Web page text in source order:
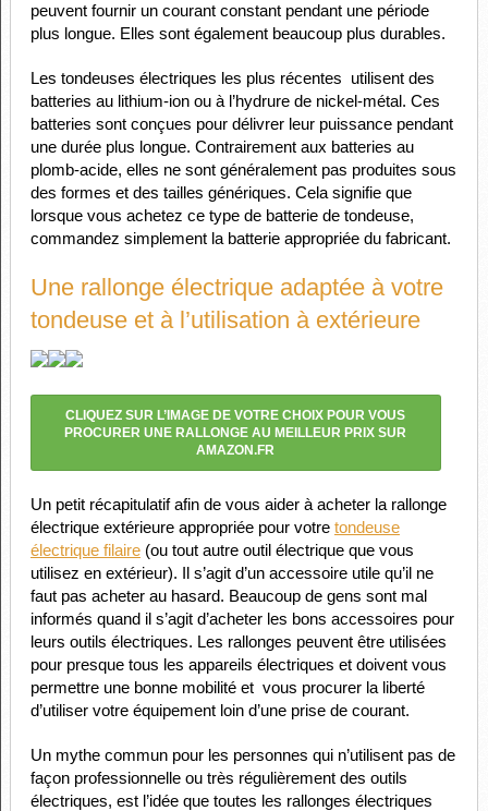
peuvent fournir un courant constant pendant une période
plus longue. Elles sont également beaucoup plus durables.
Les tondeuses électriques les plus récentes utilisent des
batteries au lithium-ion ou à l’hydrure de nickel-métal. Ces
batteries sont conçues pour délivrer leur puissance pendant
une durée plus longue. Contrairement aux batteries au
plomb-acide, elles ne sont généralement pas produites sous
des formes et des tailles génériques. Cela signifie que
lorsque vous achetez ce type de batterie de tondeuse,
commandez simplement la batterie appropriée du fabricant.
Une rallonge électrique adaptée à votre
tondeuse et à l’utilisation à extérieure
CLIQUEZ SUR L’IMAGE DE VOTRE CHOIX POUR VOUS
PROCURER UNE RALLONGE AU MEILLEUR PRIX SUR
AMAZON.FR
Un petit récapitulatif afin de vous aider à acheter la rallonge
électrique extérieure appropriée pour votre tondeuse
électrique filaire(ou tout autre outil électrique que vous
utilisez en extérieur). Il s’agit d’un accessoire utile qu’il ne
faut pas acheter au hasard. Beaucoup de gens sont mal
informés quand il s’agit d’acheter les bons accessoires pour
leurs outils électriques. Les rallonges peuvent être utilisées
pour presque tous les appareils électriques et doivent vous
permettre une bonne mobilité et vous procurer la liberté
d’utiliser votre équipement loin d’une prise de courant.
Un mythe commun pour les personnes qui n’utilisent pas de
façon professionnelle ou très régulièrement des outils
électriques, est l’idée que toutes les rallonges électriques